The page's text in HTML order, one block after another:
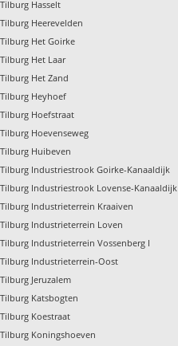
Hasselt
Heerevelden
Het Goirke
Het Laar
Het Zand
Heyhoef
Hoefstraat
Hoevenseweg
Huibeven
Industriestrook Goirke-Kanaaldijk
Industriestrook Lovense-Kanaaldijk
Industrieterrein Kraaiven
Industrieterrein Loven
Industrieterrein Vossenberg I
Industrieterrein-Oost
Jeruzalem
Katsbogten
Koestraat
Koningshoeven